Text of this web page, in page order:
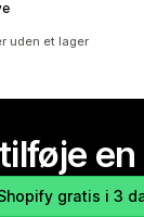
uden et lager
en
gratis i 3